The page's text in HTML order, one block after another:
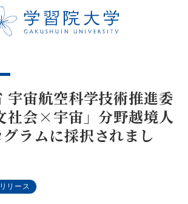
宇宙航空科学技術推進委
社会×宇宙」分野越境人
ラムに採択されまし
リリース